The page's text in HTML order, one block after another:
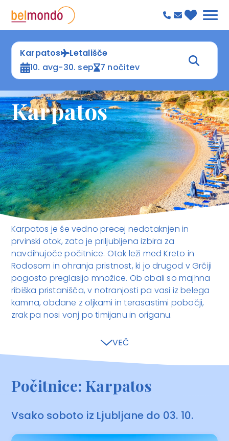
Karpatos
Letališče
10. avg-30. sep
7 nočitev
Karpatos
Karpatos je še vedno precej nedotaknjen in
prvinski otok, zato je priljubljena izbira za
navdihujoče počitnice. Otok leži med Kreto in
Rodosom in ohranja pristnost, ki jo drugod v Grčiji
pogosto preglasijo množice. Ob obali so majhna
ribiška pristanišča, v notranjosti pa vasi iz belega
kamna, obdane z oljkami in terasastimi pobočji,
zrak pa nosi vonj po timijanu in origanu.
VEČ
Počitnice: Karpatos
Vsako soboto iz Ljubljane do 03. 10.